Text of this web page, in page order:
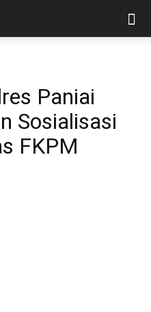
Paniai
Sosialisasi
FKPM